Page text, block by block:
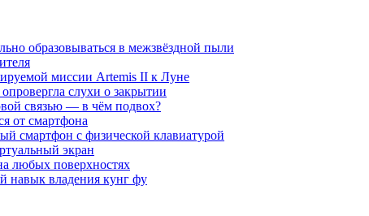
образовываться в межзвёздной пыли
миссии Artemis II к Луне
слухи о закрытии
связью — в чём подвох?
от смартфона
смартфон с физической клавиатурой
экран
любых поверхностях
навык владения кунг фу